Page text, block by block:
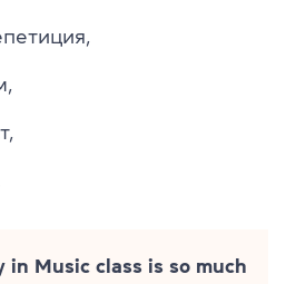
in Music class is so much